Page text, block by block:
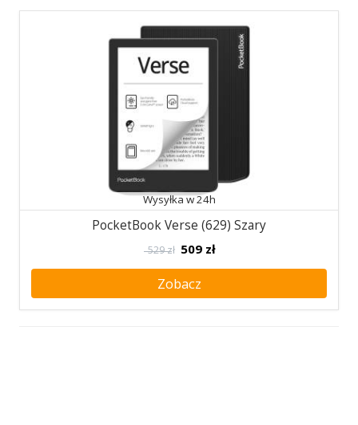
Wysyłka w 24h
PocketBook Verse (629) Szary
529 zł 509 zł
Zobacz